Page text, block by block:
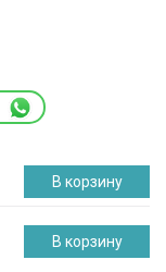
В корзину
В корзину